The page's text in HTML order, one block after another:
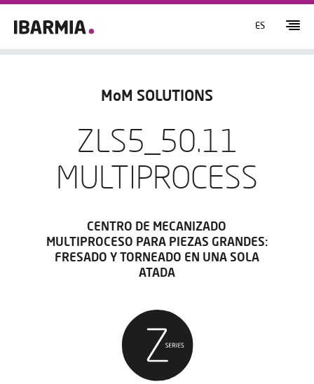
ES
MoM SOLUTIONS
ZLS5_50.11
MULTIPROCESS
CENTRO DE MECANIZADO
MULTIPROCESO PARA PIEZAS GRANDES:
FRESADO Y TORNEADO EN UNA SOLA
ATADA